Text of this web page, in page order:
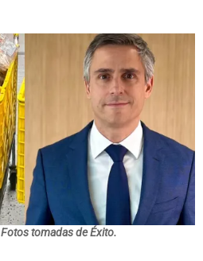
Fotos tomadas de Éxito.